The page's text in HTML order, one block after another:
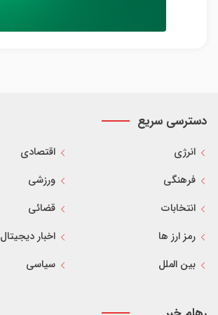
دسترسی سریع
انرژی
اقتصادی
فرهنگی
ورزشی
انتخابات
قضائی
رمز ارز ها
اخبار دیجیتال
بین الملل
سیاسی